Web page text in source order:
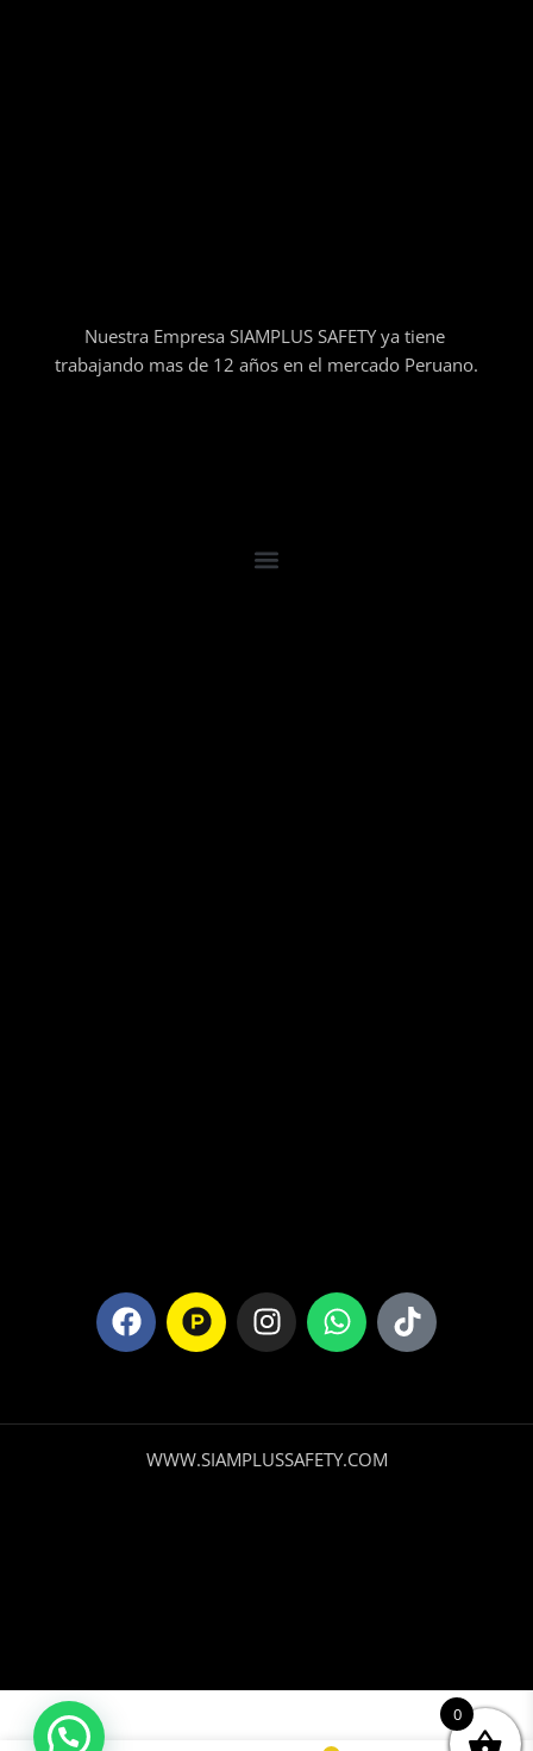
Nuestra Empresa SIAMPLUS SAFETY ya tiene
trabajando mas de 12 años en el mercado Peruano.
WWW.SIAMPLUSSAFETY.COM
Chaleco
Modelo H
0